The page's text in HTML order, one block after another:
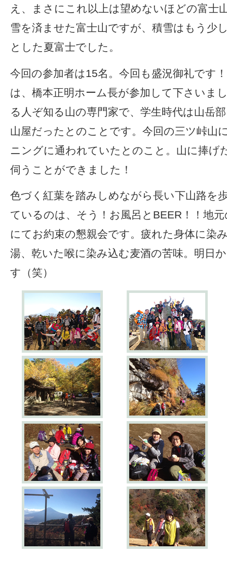
え、まさにこれ以上は望めないほどの富士
雪を済ませた富士山ですが、積雪はもう少
とした夏富士でした。
今回の参加者は15名。今回も盛況御礼です
は、橋本正明ホーム長が参加して下さいま
る人ぞ知る山の専門家で、学生時代は山岳
山屋だったとのことです。今回の三ツ峠山
ニングに通われていたとのこと。山に捧げ
伺うことができました！
色づく紅葉を踏みしめながら長い下山路を
ているのは、そう！お風呂とBEER！！地
にてお約束の懇親会です。疲れた身体に染
湯、乾いた喉に染み込む麦酒の苦味。明日
す（笑）